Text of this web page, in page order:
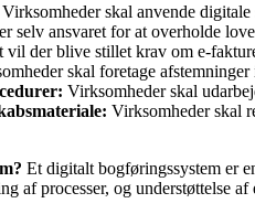
Virksomheder skal anvende
selv ansvaret for at overholde
vil der blive stillet krav om e-
skal foretage
Virksomheder skal
Virksomheder skal
Et digitalt bogføringssystem er
af processer, og understøttelse af